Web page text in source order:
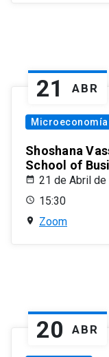
21 ABR
Shoshana
School of
21 de Abril de
15:30
Zoom
20 ABR